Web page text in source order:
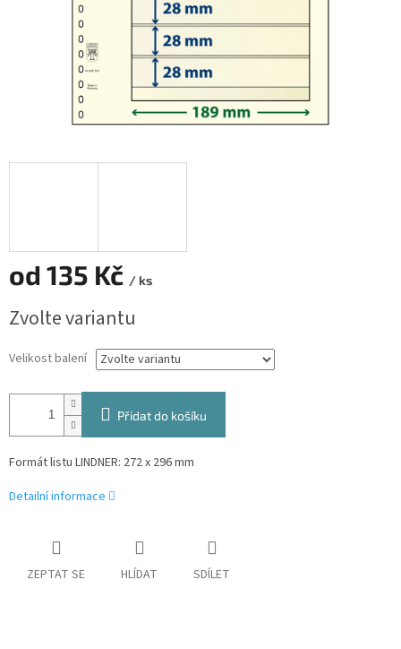
od 135 Kč / ks
cena:
Zvolte variantu
Velikost balení
Přidat do košíku
Formát listu LINDNER: 272 x 296 mm
Detailní informace
ZEPTAT SE HLÍDAT SDÍLET